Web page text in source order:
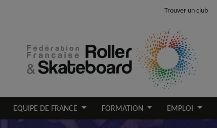
Trouver un club
EQUIPE DE FRANCE FORMATION EMPLOI